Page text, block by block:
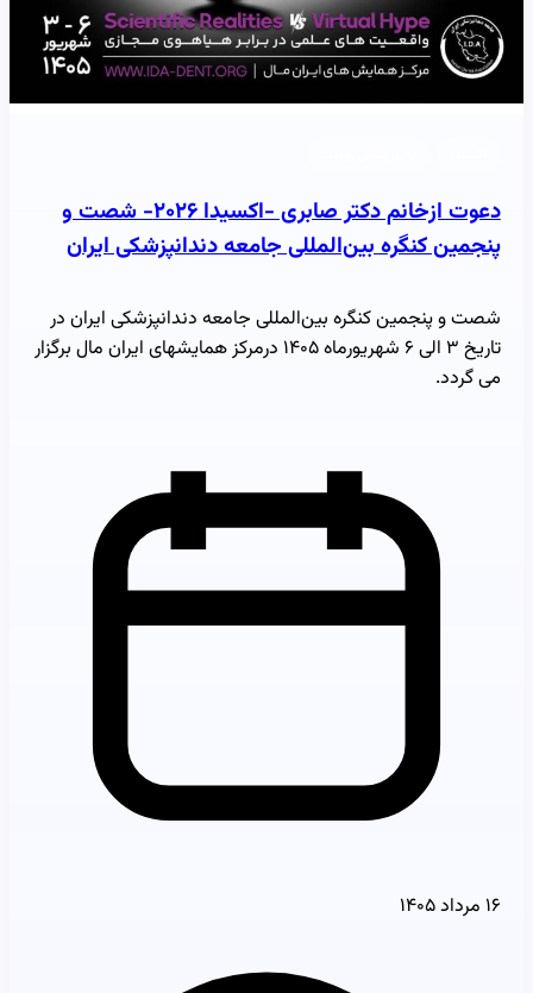
دعوت ازخانم دکتر صابری -اکسیدا ۲۰۲۶- شصت و
پنجمین کنگره بین‌المللی جامعه دندانپزشکی ایران
شصت و پنجمین کنگره بین‌المللی جامعه دندانپزشکی ایران در
تاریخ ۳ الی ۶ شهریورماه ۱۴۰۵ درمرکز همایشهای ایران مال برگزار
می گردد.
۱۶ مرداد ۱۴۰۵